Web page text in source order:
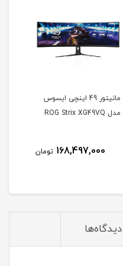
مانیتور 49 اینچی ایسوس
مدل ROG Strix XG49VQ
168,497,000 تومان
دیدگاه‌ها